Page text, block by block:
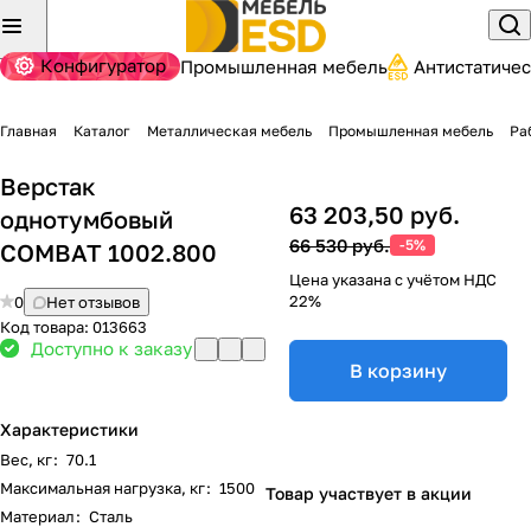
Конфигуратор Промышленная мебель
Главная Каталог Металлическая мебель Промышленная мебель
Верстак
однотумбовый
COMBAT 1002.800
0
Нет отзывов
Код товара: 013663
Доступно к заказу
Характеристики
Вес, кг: 70.1
Максимальная нагрузка, кг: 1500
Материал: Сталь
63 203,50 руб.
66 530 руб. -5%
Цена указана с учётом НДС
22%
В корзину
Товар участвует в акции